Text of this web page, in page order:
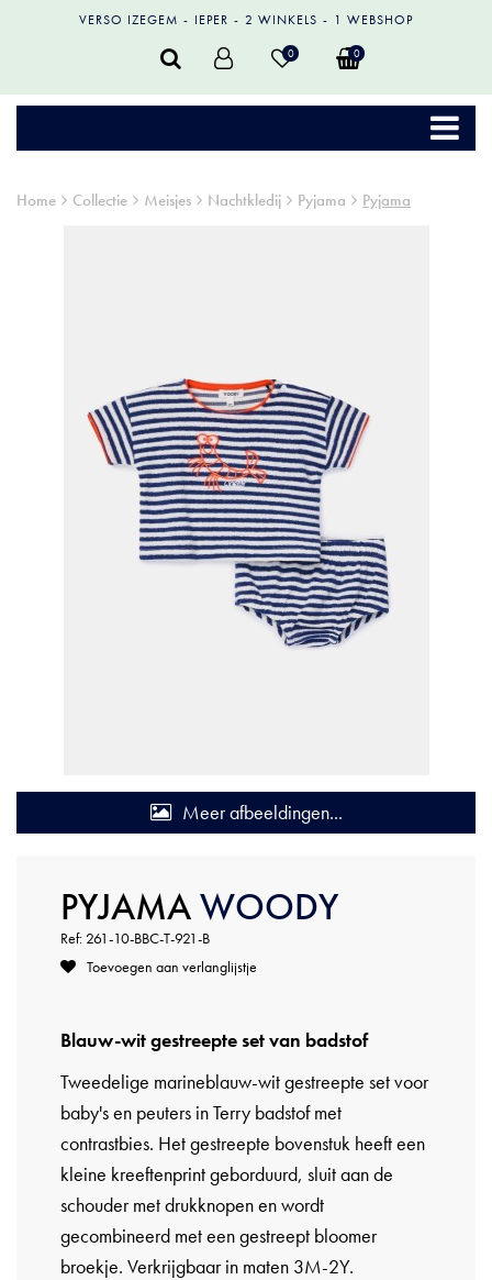
VERSO IZEGEM IEPER 2 WINKELS 1 WEBSHOP
0 0
Home Collectie Meisjes Nachtkledij Pyjama Pyjama
Meer afbeeldingen...
PYJAMAWOODY
Ref: 261-10-BBC-T-921-B
Toevoegen aan verlanglijstje
Blauw-wit gestreepte set van badstof
Tweedelige marineblauw-wit gestreepte set voor
baby's en peuters in Terry badstof met
contrastbies. Het gestreepte bovenstuk heeft een
kleine kreeftenprint geborduurd, sluit aan de
schouder met drukknopen en wordt
gecombineerd met een gestreept bloomer
broekje. Verkrijgbaar in maten 3M-2Y.